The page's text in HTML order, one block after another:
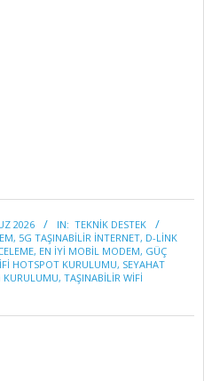
2026 IN: TEKNİK DESTEK
, 5G TAŞINABILIR INTERNET, D-LINK
, EN IYI MOBIL MODEM, GÜÇ
HOTSPOT KURULUMU, SEYAHAT
KURULUMU, TAŞINABILIR WIFI